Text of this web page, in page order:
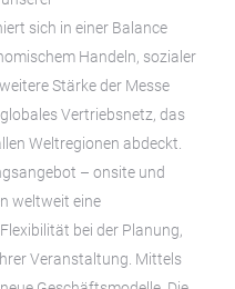
sich in einer Balance
Handeln, sozialer
Stärke der Messe
Vertriebsnetz, das
Weltregionen abdeckt.
– onsite und
weltweit eine
bei der Planung,
Veranstaltung. Mittels